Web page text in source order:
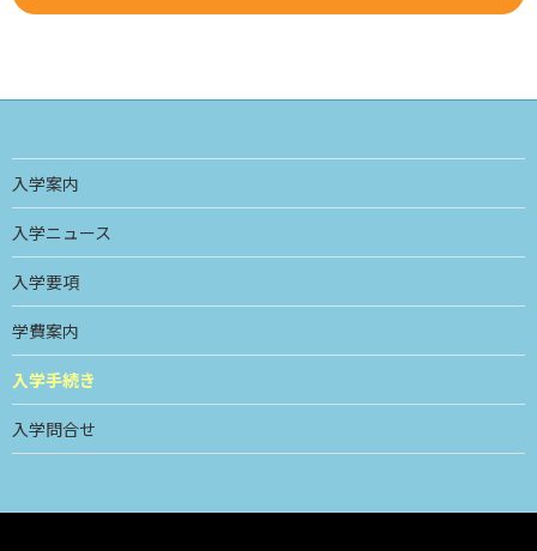
入学案内
入学ニュース
入学要項
学費案内
入学手続き
入学問合せ